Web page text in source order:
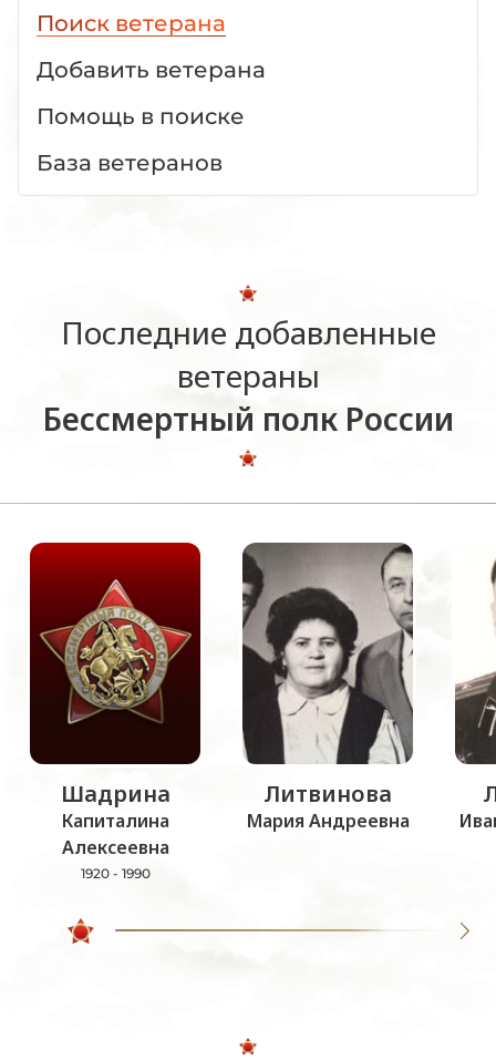
Поиск ветерана
Добавить ветерана
Помощь в поиске
База ветеранов
Последние добавленные
ветераны
Бессмертный полк России
Шадрина
Капиталина
Алексеевна
1920 - 1990
Литвинова
Мария Андреевна